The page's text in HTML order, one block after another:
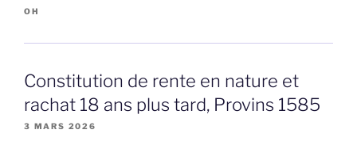
OH
Constitution de rente en nature et
rachat 18 ans plus tard, Provins 1585
3 MARS 2026